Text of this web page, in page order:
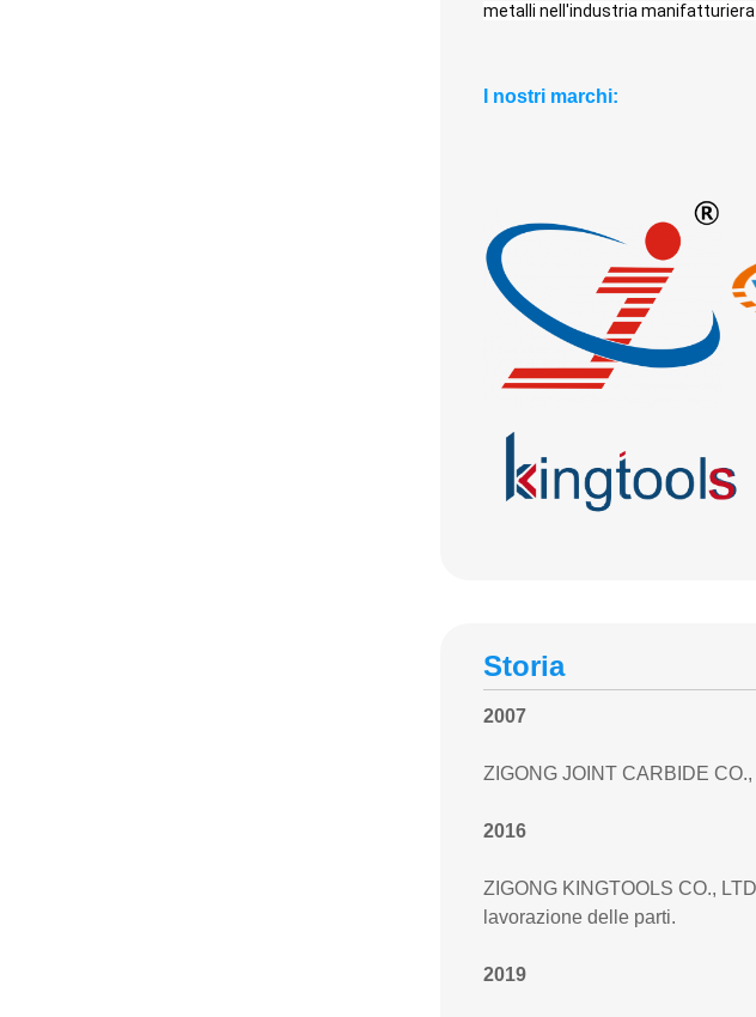
metalli nell'industria
I nostri marchi:
Storia
2007
ZIGONG JOINT CARBIDE
2016
ZIGONG KINGTOOLS CO.,
lavorazione delle parti.
2019